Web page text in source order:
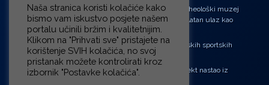
Od petka do nedjelje (31.7. – 2.8.2026.) Arheološki muzej
u Zagrebu otvara vrata građanima: Besplatan ulaz kao
zaklon od toplinskog vala
‘Ni med cvetjem ni pravice’ na Aleji hrvatskih sportskih
velikana
“Rubikova kocka – složi svoju priču”, projekt nastao iz
Naša stranica koristi kolačiće kako
bismo vam iskustvo posjete našem
portalu učinili bržim i kvalitetnijim.
Klikom na "Prihvati sve" pristajete na
korištenje SVIH kolačića, no svoj
pristanak možete kontrolirati kroz
izbornik "Postavke kolačića".